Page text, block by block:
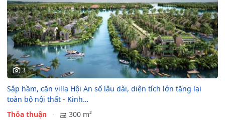
3
Sập hầm, căn villa Hội An sổ lâu dài, diện tích lớn tặng lại
toàn bộ nội thất - Kinh…
Thỏa thuận
300 m²